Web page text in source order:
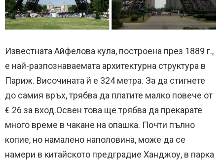
Известната Айфелова кула, построена през 1889 г.,
е най-разпознаваемата архитектурна структура в
Париж. Височината й е 324 метра. За да стигнете
до самия връх, трябва да платите малко повече от
€ 26 за вход.Освен това ще трябва да прекарате
много време в чакане на опашка. Почти пълно
копие, но намалено наполовина, може да се
намери в китайското предградие Ханджоу, в парка